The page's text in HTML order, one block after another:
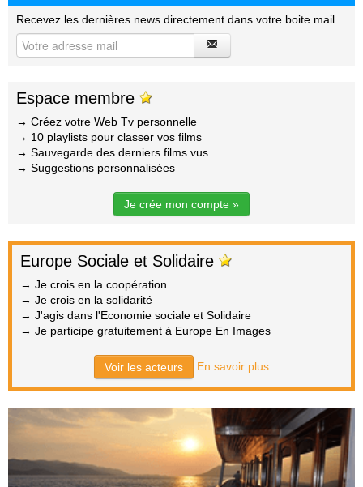
Recevez les dernières news directement dans votre boite mail.
Espace membre
→ Créez votre Web Tv personnelle
→ 10 playlists pour classer vos films
→ Sauvegarde des derniers films vus
→ Suggestions personnalisées
Je crée mon compte »
Europe Sociale et Solidaire
→ Je crois en la coopération
→ Je crois en la solidarité
→ J'agis dans l'Economie sociale et Solidaire
→ Je participe gratuitement à Europe En Images
Voir les acteurs En savoir plus